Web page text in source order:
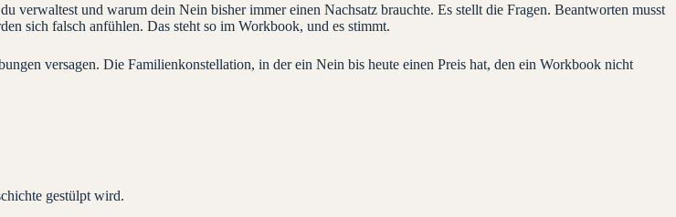
verwaltest und warum dein Nein bisher immer einen Nachsatz brauchte. Es stellt die Fragen. Beantworten musst
sich falsch anfühlen. Das steht so im Workbook, und es stimmt.
versagen. Die Familienkonstellation, in der ein Nein bis heute einen Preis hat, den ein Workbook nicht
gestülpt wird.